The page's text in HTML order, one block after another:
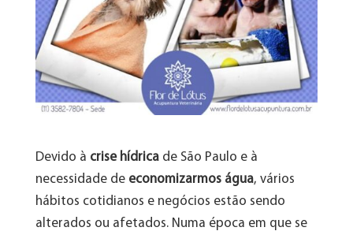
Devido à crise hídricade São Paulo e à
necessidade de economizarmos água, vários
hábitos cotidianos e negócios estão sendo
alterados ou afetados. Numa época em que se